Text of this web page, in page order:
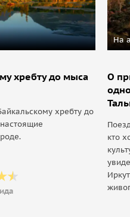
хребту до мыса
хребту до
На
О
кто